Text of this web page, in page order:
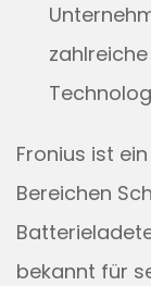
Fronius ist
Bereichen
bekannt für